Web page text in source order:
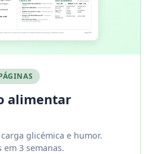
alimentar
glicémica e humor.
3 semanas.